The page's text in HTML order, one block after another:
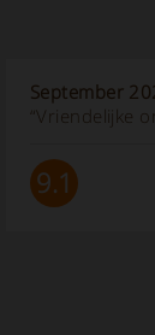
September
“Vriendelijke
9.1